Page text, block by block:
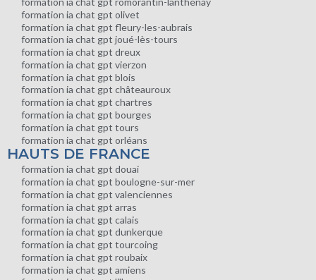
formation ia chat gpt olivet
formation ia chat gpt fleury-les-aubrais
formation ia chat gpt joué-lès-tours
formation ia chat gpt dreux
formation ia chat gpt vierzon
formation ia chat gpt blois
formation ia chat gpt châteauroux
formation ia chat gpt chartres
formation ia chat gpt bourges
formation ia chat gpt tours
formation ia chat gpt orléans
HAUTS DE FRANCE
formation ia chat gpt douai
formation ia chat gpt boulogne-sur-mer
formation ia chat gpt valenciennes
formation ia chat gpt arras
formation ia chat gpt calais
formation ia chat gpt dunkerque
formation ia chat gpt tourcoing
formation ia chat gpt roubaix
formation ia chat gpt amiens